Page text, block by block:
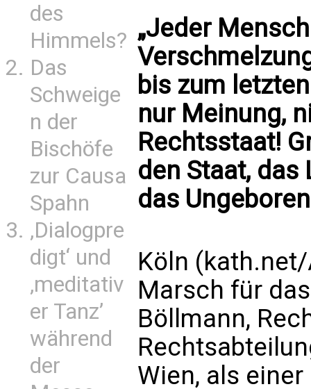
des
Himmels?
Das
Schweige
n der
Bischöfe
zur Causa
Spahn
‚Dialogpre
digt‘ und
‚meditativ
er Tanz’
während
der
„Jeder
bis zum
nur Meinung,
Rechtsstaat!
den Staat,
das
Köln
Marsch für
Böllmann,
Wien, als